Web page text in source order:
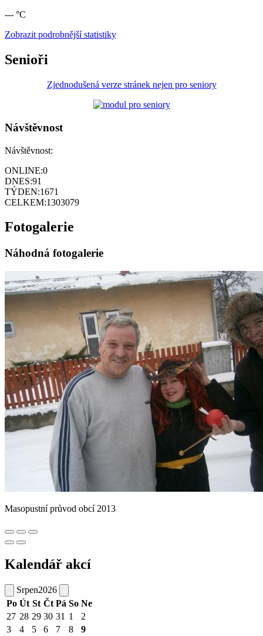
--- °C
Zobrazit podrobnější statistiky
Senioři
Zjednodušená verze stránek nejen pro seniory
Návštěvnost
Návštěvnost:
ONLINE:0
DNES:91
TÝDEN:1671
CELKEM:1303079
Fotogalerie
Náhodná fotogalerie
Masopustní průvod obcí 2013
Kalendář akcí
Srpen2026
Po Út St Čt Pá So Ne
27 28 29 30 31 1
2
3
4 5 6 7 8
9